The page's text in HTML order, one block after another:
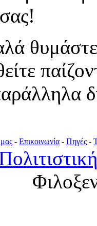
- Επικοινωνία - Πηγές -